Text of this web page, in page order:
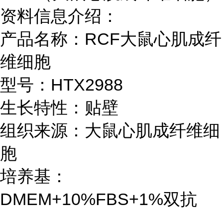
资料信息介绍：
产品名称：RCF大鼠心肌成纤
维细胞
型号：HTX2988
生长特性：贴壁
组织来源：大鼠心肌成纤维细
胞
培养基：
DMEM+10%FBS+1%双抗